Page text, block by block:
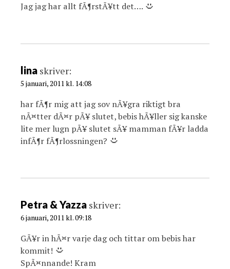
Jag jag har allt fÃ¶rstÃ¥tt det….
lina skriver:
5 januari, 2011 kl. 14:08
har fÃ¶r mig att jag sov nÃ¥gra riktigt bra
nÃ¤tter dÃ¤r pÃ¥ slutet, bebis hÃ¥ller sig kanske
lite mer lugn pÃ¥ slutet sÃ¥ mamman fÃ¥r ladda
infÃ¶r fÃ¶rlossningen?
Petra & Yazza skriver:
6 januari, 2011 kl. 09:18
GÃ¥r in hÃ¤r varje dag och tittar om bebis har
kommit!
SpÃ¤nnande! Kram